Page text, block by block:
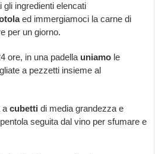
gli ingredienti elencati
ed immergiamoci la carne di
per un giorno.
ore, in una padella uniamo le
a pezzetti insieme al
acubetti di media grandezza e
seguita dal vino per sfumare e